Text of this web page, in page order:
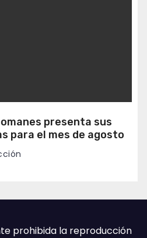
presenta sus
para el mes de agosto
prohibida la reproducción